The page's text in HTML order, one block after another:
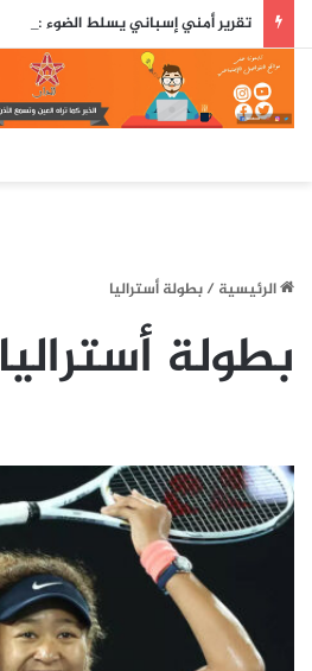
الرئيسية/بطولة أستراليا
بطولة أستراليا